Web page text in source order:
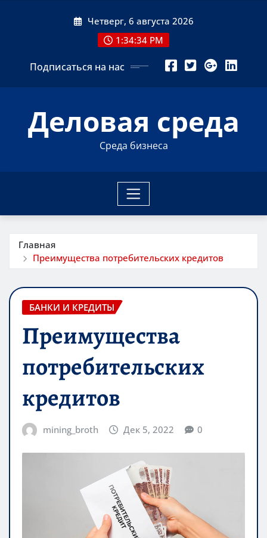
Четверг, 6 августа 2026
1:34:35 PM
Подписаться на нас
Деловая среда
Среда бизнеса
Главная
Преимущества потребительских кредитов
БАНКИ И КРЕДИТЫ
Преимущества
потребительских
кредитов
mining_broth Дек 5, 2022 0